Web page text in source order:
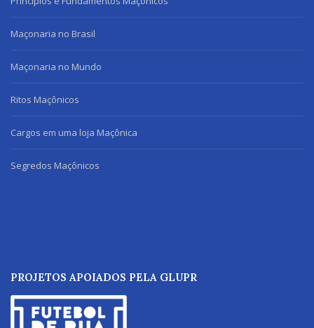
Maçonaria no Brasil
Maçonaria no Mundo
Ritos Maçônicos
Cargos em uma loja Maçônica
Segredos Maçônicos
PROJETOS APOIADOS PELA GLUPR